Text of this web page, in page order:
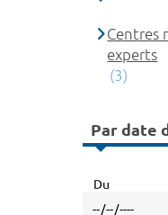
Centres
experts
(3)
Par date
Du